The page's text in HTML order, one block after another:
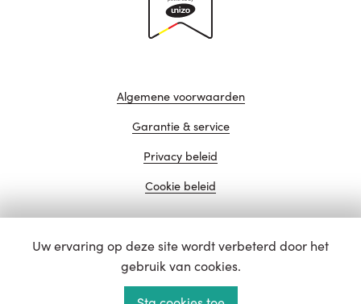
Algemene voorwaarden
Garantie & service
Privacy beleid
Cookie beleid
website door
Uw ervaring op deze site wordt verbeterd door het
gebruik van cookies.